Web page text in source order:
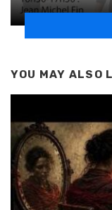
YOU MAY ALSO